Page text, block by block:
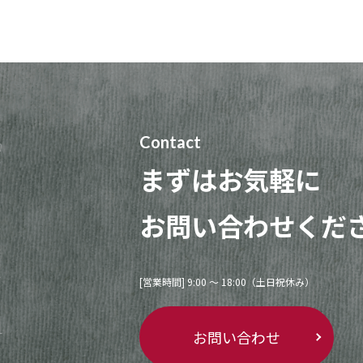
Contact
まずはお気軽に
お問い合わせくだ
[営業時間] 9:00 〜 18:00（土日祝休み）
お問い合わせ